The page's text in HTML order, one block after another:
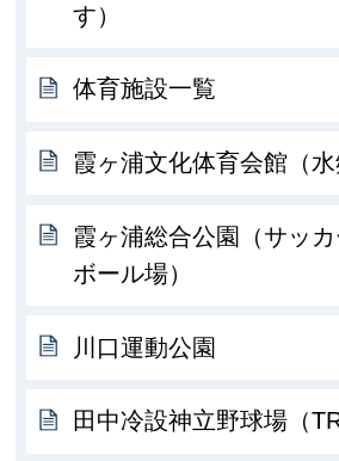
す）
体育施設一覧
霞ヶ浦文化体育会館（水
霞ヶ浦総合公園（サッ
ボール場）
川口運動公園
田中冷設神立野球場（TR